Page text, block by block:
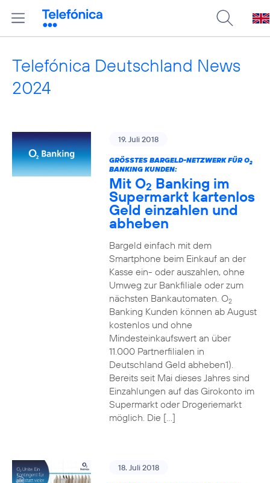
Telefónica Deutschland News
2024
19. Juli 2018
GRÖSSTES BARGELD-NETZWERK FÜR O 2
BANKING KUNDEN:
Mit O2 Banking im
Supermarkt kartenlos
Geld einzahlen und
abheben
Bargeld einfach mit dem
Smartphone beim Einkauf an der
Kasse ein- oder auszahlen, ohne
Umweg zur Bankfiliale oder zum
nächsten Bankautomaten. O2
Banking Kunden können ab August
kostenlos und ohne
Mindesteinkaufswert an über
11.000 Partnerfilialen in
Deutschland Geld abheben1).
Bereits seit Mai dieses Jahres sind
Einzahlungen auf das Girokonto im
Supermarkt oder Drogeriemarkt
möglich. Die […]
18. Juli 2018